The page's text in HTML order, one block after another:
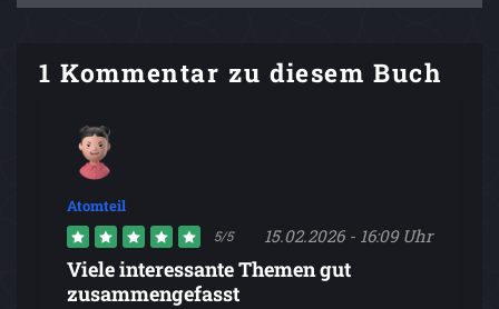
1 Kommentar zu diesem Buch
Atomteil
5/5 15.02.2026 - 16:09 Uhr
Viele interessante Themen gut
zusammengefasst